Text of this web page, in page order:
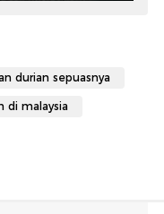
durian sepuasnya
di malaysia